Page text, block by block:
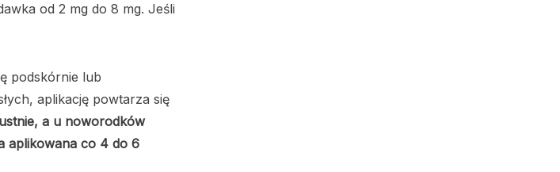
od 2 mg do 8 mg. Jeśli
podskórnie lub
aplikację powtarza się
a u noworodków
aplikowana co 4 do 6